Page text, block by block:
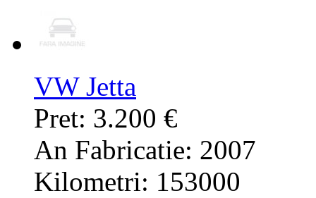
VW Jetta
Pret: 3.200 €
An Fabricatie: 2007
Kilometri: 153000